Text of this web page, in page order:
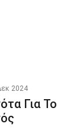
2024
Για Το